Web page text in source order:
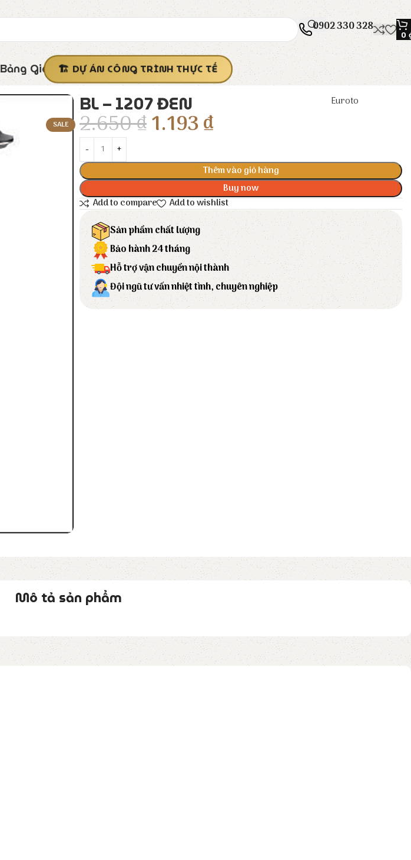
0902 330 328
0
Bảng Giá DỰ ÁN CÔNG TRÌNH THỰC TẾ
SALE
BL – 1207 ĐEN Euroto
2.650₫1.193₫
Thêm vào giỏ hàng
Buy now
Add to compare
Add to wishlist
Sản phẩm chất lượng
Bảo hành 24 tháng
Hỗ trợ vận chuyển nội thành
Đội ngũ tư vấn nhiệt tình, chuyên nghiệp
Mô tả sản phẩm